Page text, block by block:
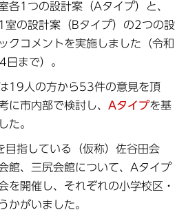
各1つの設計案（Aタイプ）と、
室の設計案（Bタイプ）の2つの設
クコメントを実施しました（令和
まで）。
19人の方から53件の意見を頂
に市内部で検討し、 Aタイプを基
た。
目指している（仮称）佐谷田会
館、三尻会館について、Aタイプ
を開催し、それぞれの小学校区・
かがいました。